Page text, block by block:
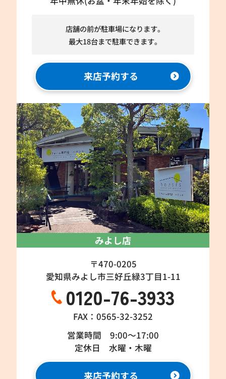
店舗の前が駐車場になります。
最大18台まで駐車できます。
来店予約する
みよし店
〒470-0205
愛知県みよし市三好丘緑3丁目1-11
0120-76-3933
FAX：0565-32-3252
営業時間 9:00～17:00
定休日 水曜・木曜
来店予約する